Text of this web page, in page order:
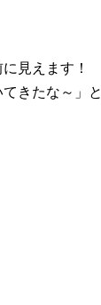
に見えます！
きたな～」